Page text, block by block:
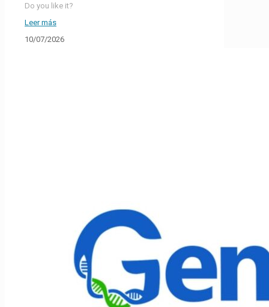
Do you like it?
Leer más
10/07/2026